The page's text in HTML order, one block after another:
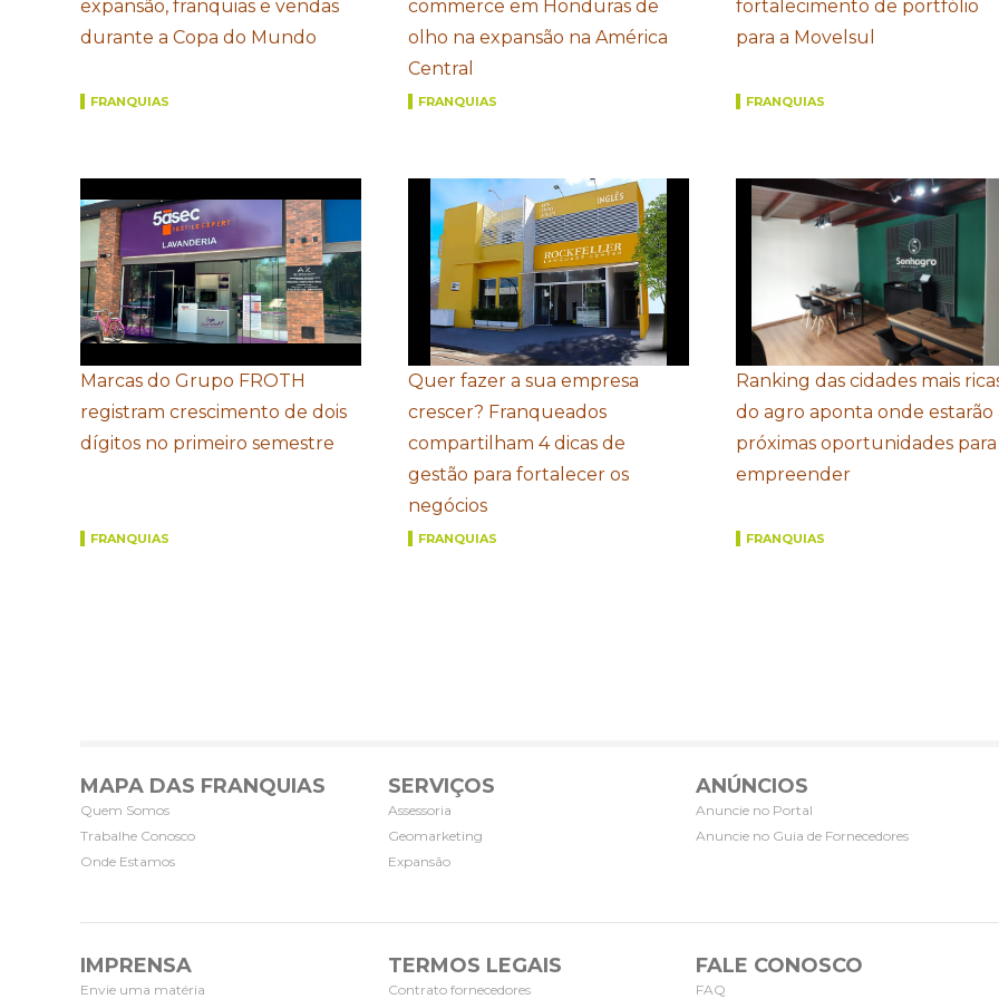
expansão, franquias e vendas
durante a Copa do Mundo
FRANQUIAS
commerce em Honduras de
olho na expansão na América
Central
FRANQUIAS
fortalecimento de portfólio
para a Movelsul
FRANQUIAS
Marcas do Grupo FROTH
registram crescimento de dois
dígitos no primeiro semestre
FRANQUIAS
Quer fazer a sua empresa
crescer? Franqueados
compartilham 4 dicas de
gestão para fortalecer os
negócios
FRANQUIAS
Ranking das cidades mais
do agro aponta onde estarão
próximas oportunidades para
empreender
FRANQUIAS
MAPA DAS FRANQUIAS
Quem Somos
Trabalhe Conosco
Onde Estamos
SERVIÇOS
Assessoria
Geomarketing
Expansão
ANÚNCIOS
Anuncie no Portal
Anuncie no Guia de Fornecedores
IMPRENSA
Envie uma matéria
TERMOS LEGAIS
Contrato fornecedores
FALE CONOSCO
FAQ